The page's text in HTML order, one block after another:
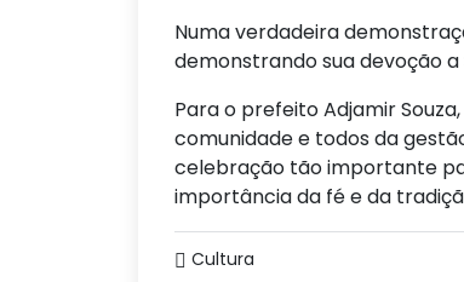
Numa verdadeira
demonstrando sua devoção a
Para o prefeito Adjamir
comunidade e todos da
celebração tão importante
importância da fé e da
Cultura